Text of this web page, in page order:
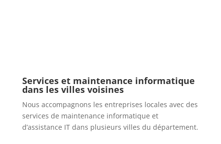
Services et maintenance informatique
dans les villes voisines
Nous accompagnons les entreprises locales avec des
services de maintenance informatique et
d’assistance IT dans plusieurs villes du département.